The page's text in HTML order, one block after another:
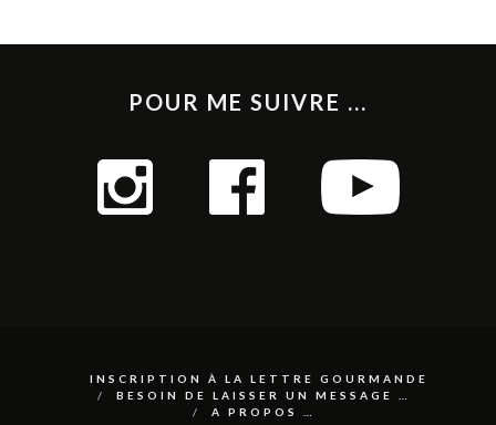
POUR ME SUIVRE ...
INSCRIPTION À LA LETTRE GOURMANDE
BESOIN DE LAISSER UN MESSAGE …
A PROPOS …